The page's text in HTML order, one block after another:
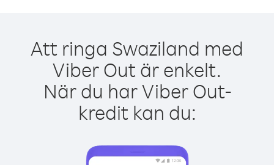
Att ringa Swaziland med
Viber Out är enkelt.
När du har Viber Out-
kredit kan du: